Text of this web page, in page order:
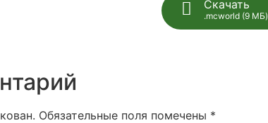
Скачать
.mcworld (9 МБ)
Обязательные поля помечены *